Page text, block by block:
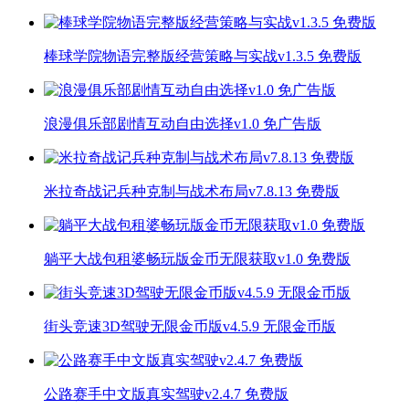
棒球学院物语完整版经营策略与实战v1.3.5 免费版
浪漫俱乐部剧情互动自由选择v1.0 免广告版
米拉奇战记兵种克制与战术布局v7.8.13 免费版
躺平大战包租婆畅玩版金币无限获取v1.0 免费版
街头竞速3D驾驶无限金币版v4.5.9 无限金币版
公路赛手中文版真实驾驶v2.4.7 免费版